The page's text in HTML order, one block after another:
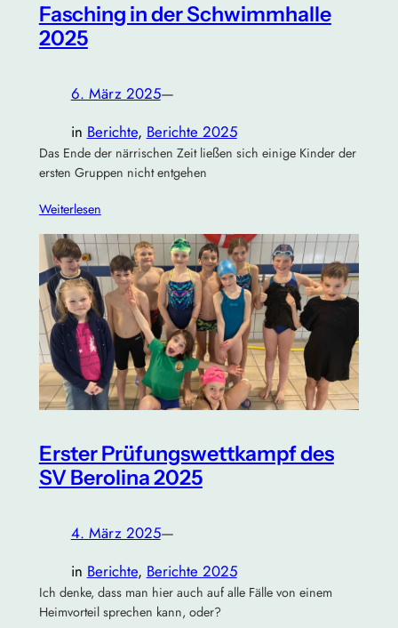
Fasching in der Schwimmhalle
2025
6. März 2025—
in Berichte, Berichte 2025
Das Ende der närrischen Zeit ließen sich einige Kinder der
ersten Gruppen nicht entgehen
Weiterlesen
Erster Prüfungswettkampf des
SV Berolina 2025
4. März 2025—
in Berichte, Berichte 2025
Ich denke, dass man hier auch auf alle Fälle von einem
Heimvorteil sprechen kann, oder?